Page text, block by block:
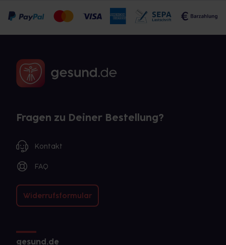
Fragen zu Deiner Bestellung?
Kontakt
FAQ
Widerrufsformular
gesund.de